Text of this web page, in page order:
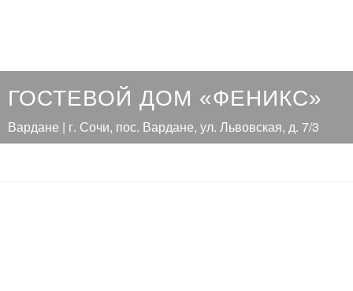
ГОСТЕВОЙ ДОМ «ФЕНИКС»
Вардане | г. Сочи, пос. Вардане, ул. Львовская, д. 7/3